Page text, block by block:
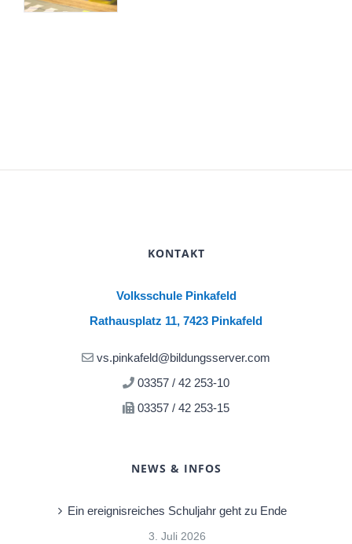
KONTAKT
Volksschule Pinkafeld
Rathausplatz 11, 7423 Pinkafeld
vs.pinkafeld@bildungsserver.com
03357 / 42 253-10
03357 / 42 253-15
NEWS & INFOS
Ein ereignisreiches Schuljahr geht zu Ende
3. Juli 2026